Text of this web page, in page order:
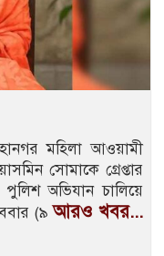
মহিলা আওয়ামী
সোমাকে গ্রেপ্তার
অভিযান চালিয়ে
(৯আরও খবর...